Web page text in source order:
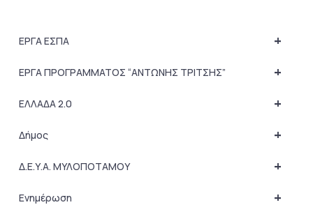
+
ΕΡΓΑ ΕΣΠΑ
+
ΕΡΓΑ ΠΡΟΓΡΑΜΜΑΤΟΣ “ΑΝΤΩΝΗΣ ΤΡΙΤΣΗΣ”
+
ΕΛΛΑΔΑ 2.0
+
Δήμος
+
Δ.Ε.Υ.Α. ΜΥΛΟΠΟΤΑΜΟΥ
+
Ενημέρωση